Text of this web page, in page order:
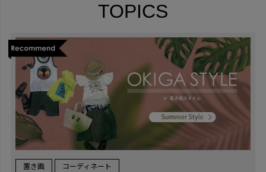
TOPICS
置き画 コーディネート